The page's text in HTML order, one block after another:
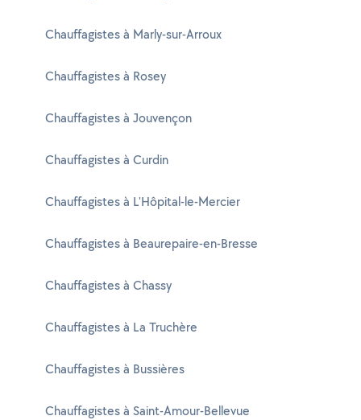
Chauffagistes à Marly-sur-Arroux
Chauffagistes à Rosey
Chauffagistes à Jouvençon
Chauffagistes à Curdin
Chauffagistes à L'Hôpital-le-Mercier
Chauffagistes à Beaurepaire-en-Bresse
Chauffagistes à Chassy
Chauffagistes à La Truchère
Chauffagistes à Bussières
Chauffagistes à Saint-Amour-Bellevue